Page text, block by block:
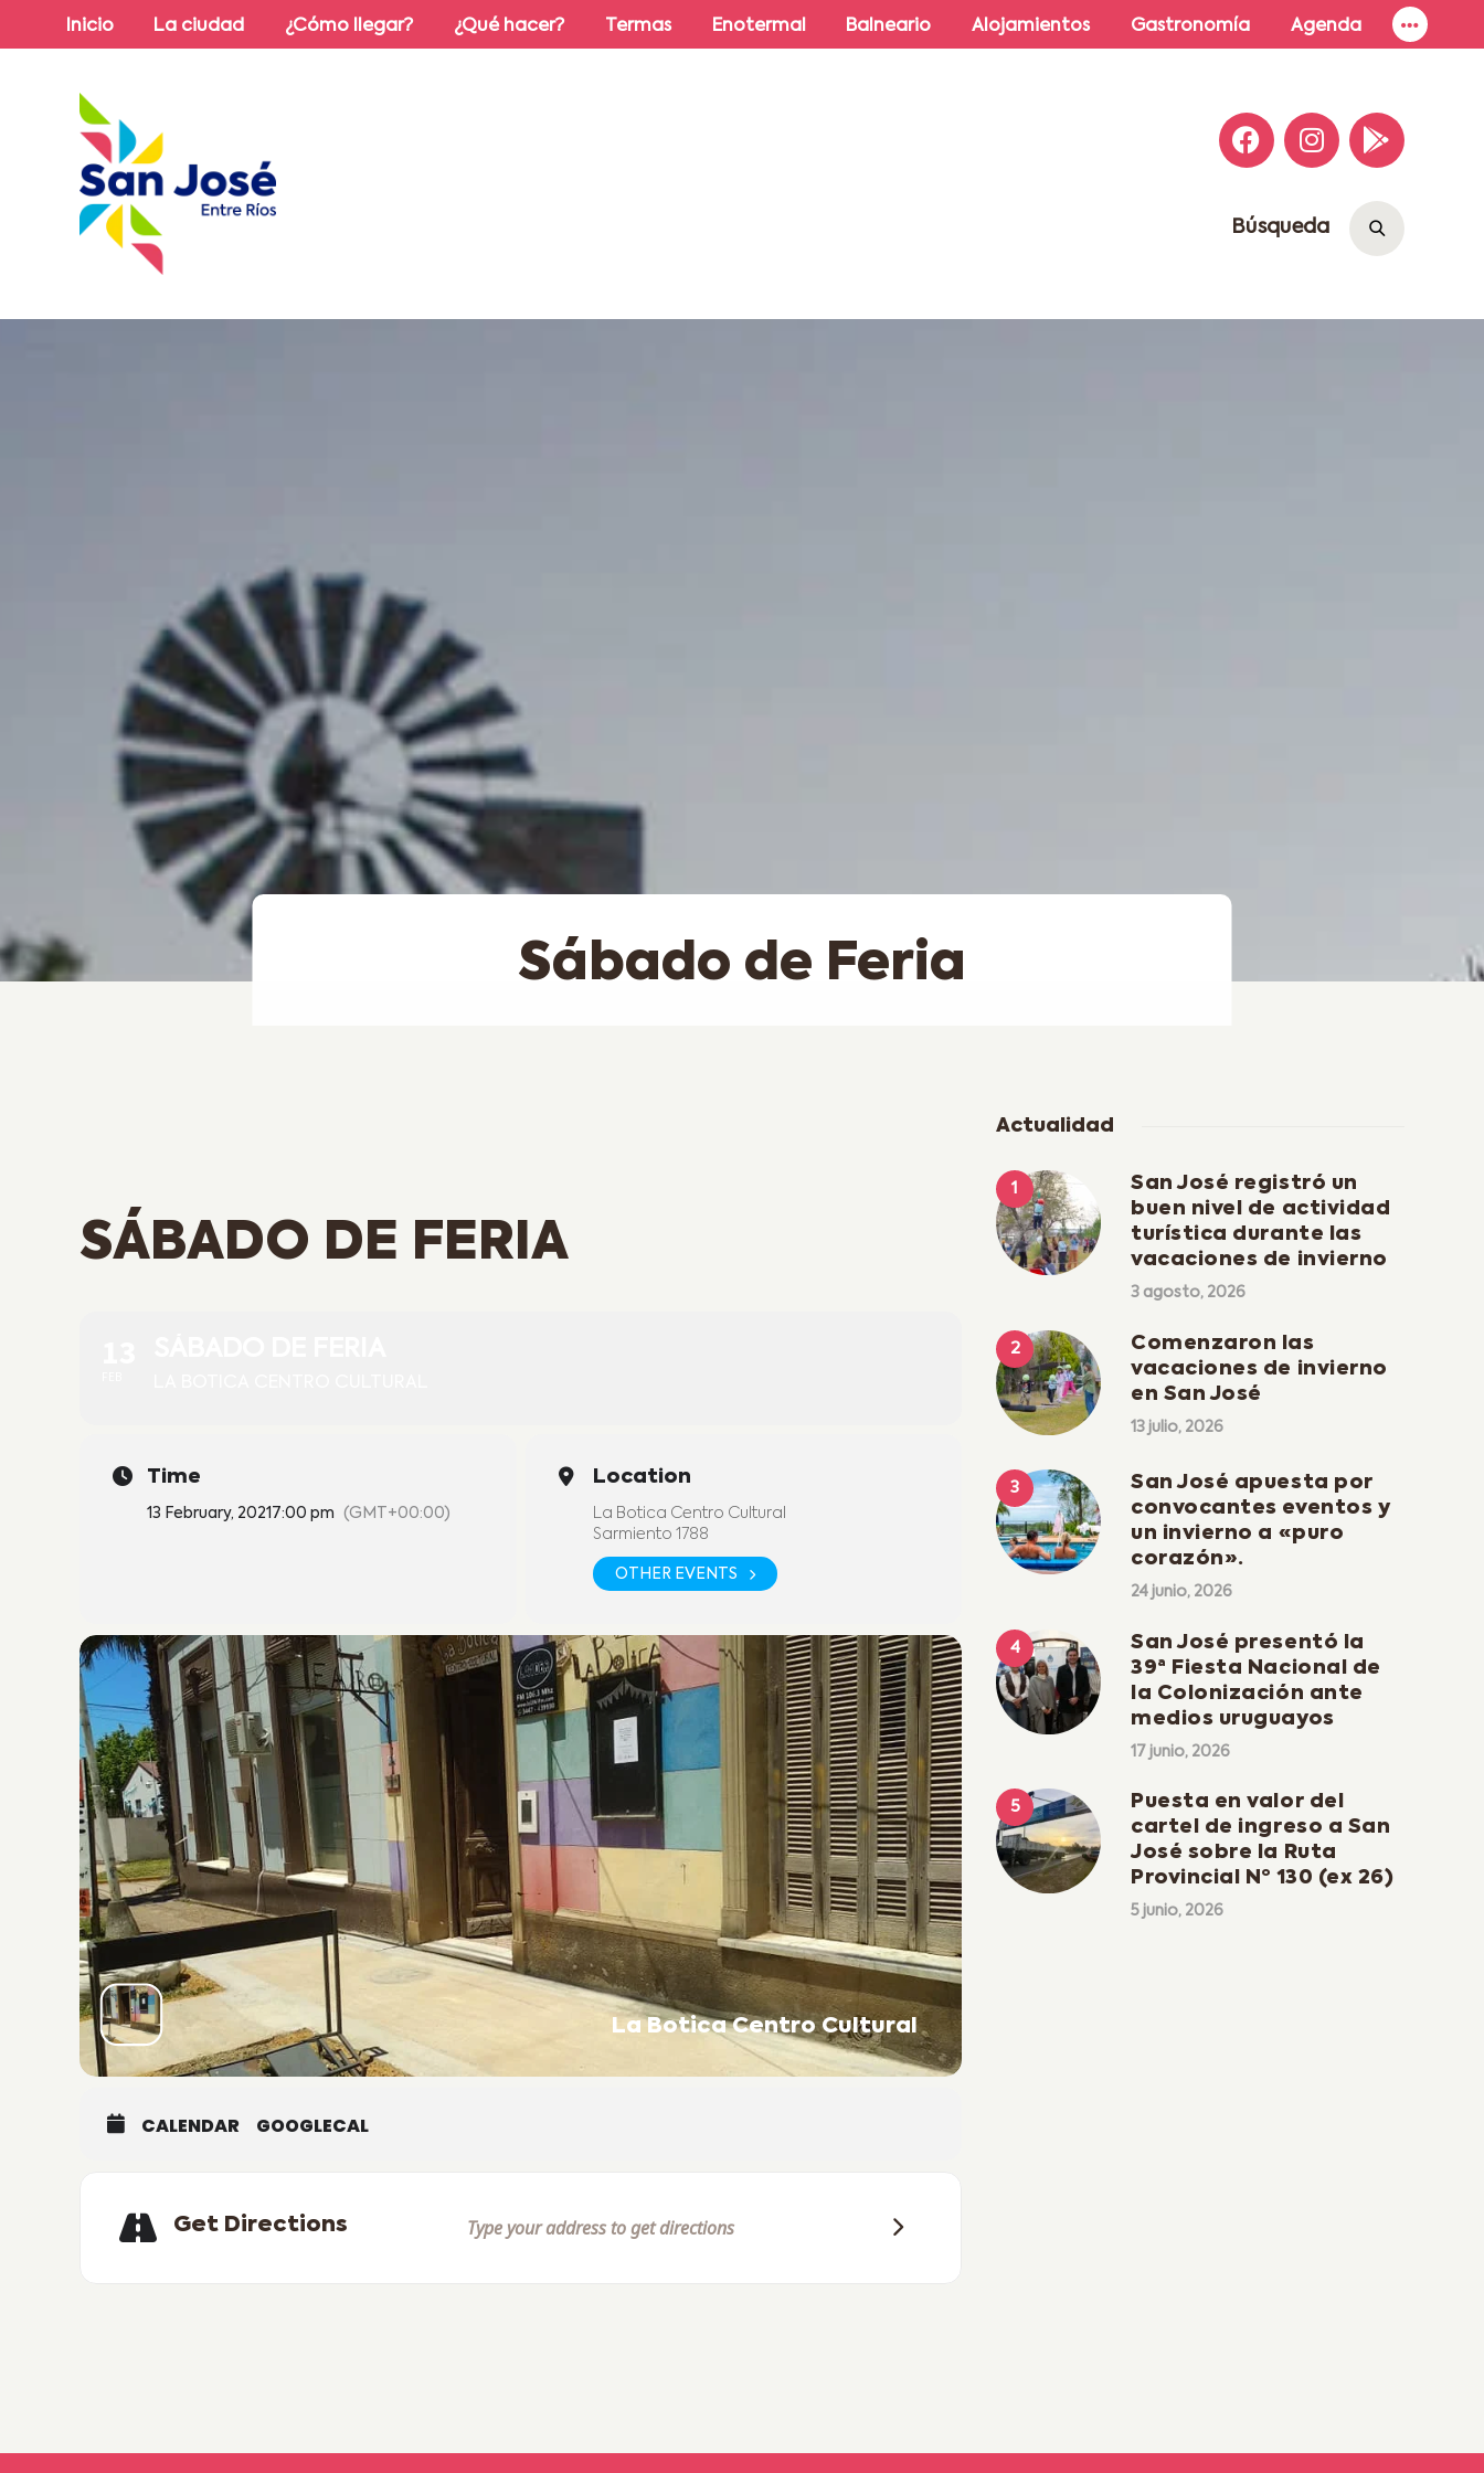
Inicio La ciudad ¿Cómo llegar? ¿Qué hacer? Termas Enotermal Balneario Alojamientos Gastronomía Agenda
Búsqueda
Sábado de Feria
SÁBADO DE FERIA
Time
13 February, 2021 7:00 pm (GMT+00:00)
Location
La Botica Centro Cultural
Sarmiento 1788
OTHER EVENTS
La Botica Centro Cultural
CALENDAR GOOGLECAL
Get Directions
Actualidad
San José registró un
buen nivel de actividad
turística durante las
vacaciones de invierno
3 agosto, 2026
Comenzaron las
vacaciones de invierno
en San José
13 julio, 2026
San José apuesta por
convocantes eventos y
un invierno a «puro
corazón».
24 junio, 2026
San José presentó la
39ª Fiesta Nacional de
la Colonización ante
medios uruguayos
17 junio, 2026
Puesta en valor del
cartel de ingreso a San
José sobre la Ruta
Provincial Nº 130 (ex 26)
5 junio, 2026